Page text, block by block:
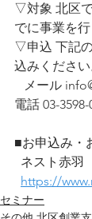
▽対象 北区
でに事業を
▽申込 下記
込みください
電話 03-
■お申込み・
  ネスト赤羽
https://
セミナー